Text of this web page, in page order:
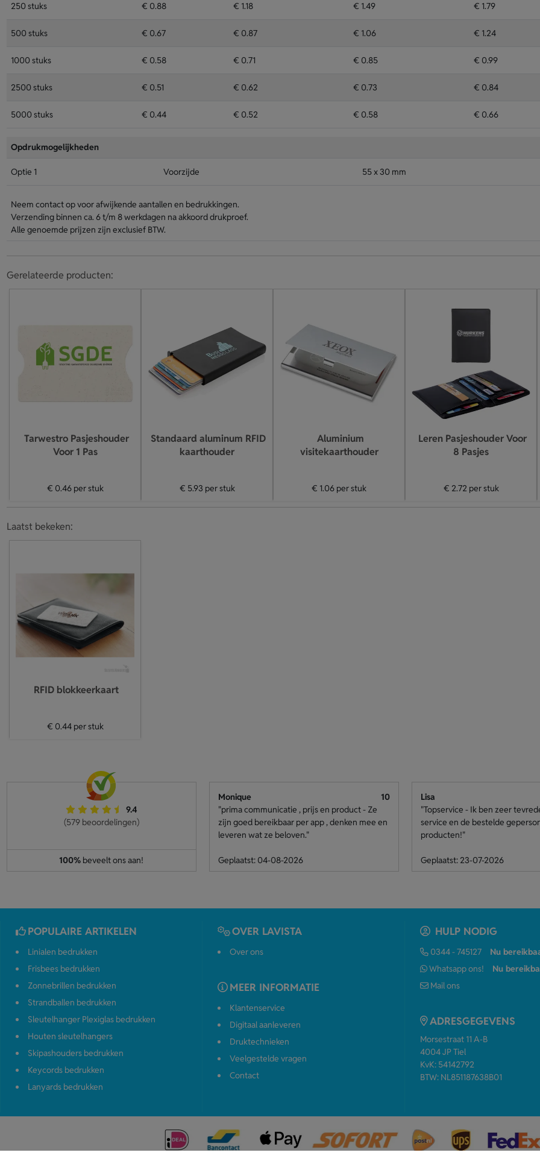
250 stuks € 0.88 € 1.18 € 1.49 € 1.79
500 stuks € 0.67 € 0.87 € 1.06 € 1.24
1000 stuks € 0.58 € 0.71 € 0.85 € 0.99
2500 stuks € 0.51 € 0.62 € 0.73 € 0.84
5000 stuks € 0.44 € 0.52 € 0.58 € 0.66
Opdrukmogelijkheden
Optie 1 Voorzijde 55 x 30 mm
Neem contact op voor afwijkende aantallen en bedrukkingen.
Verzending binnen ca. 6 t/m 8 werkdagen na akkoord drukproef.
Alle genoemde prijzen zijn exclusief BTW.
Gerelateerde producten:
Tarwestro Pasjeshouder
Voor 1 Pas
€ 0.46per stuk
Standaard aluminum RFID
kaarthouder
€ 5.93 per stuk
Aluminium
visitekaarthouder
€ 1.06 per stuk
Leren Pasjeshouder Voor
8 Pasjes
€ 2.72per stuk
Laatst bekeken:
RFID blokkeerkaart
€ 0.44per stuk
9.4
(579 beoordelingen)
100% beveelt ons aan!
Monique
10
"prima communicatie , prijs en product - Ze
zijn goed bereikbaar per app , denken mee en
leveren wat ze beloven."
Geplaatst: 04-08-2026
Lisa
"Topservice - Ik ben zeer
service en de bestelde
producten!"
Geplaatst: 23-07-2026
POPULAIRE ARTIKELEN
Linialen bedrukken
Frisbees bedrukken
Zonnebrillen bedrukken
Strandballen bedrukken
Sleutelhanger Plexiglas bedrukken
Houten sleutelhangers
Skipashouders bedrukken
Keycords bedrukken
Lanyards bedrukken
OVER LAVISTA
Over ons
MEER INFORMATIE
Klantenservice
Digitaal aanleveren
Druktechnieken
Veelgestelde vragen
Contact
HULP NODIG
0344 - 745127
Nu
Whatsapp ons!
Nu
Mail ons
ADRESGEGEVENS
Morsestraat 11 A-B
4004 JP Tiel
KvK: 54142792
BTW: NL851187638B01